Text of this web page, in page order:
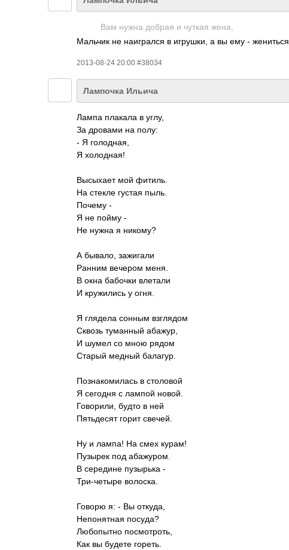
Вам нужна добрая и чуткая жена,
Мальчик не наигрался в игрушки, а вы ему - жениться.
2013-08-24 20:00 #38034
Лампочка Ильича
Лампа плакала в углу,
За дровами на полу:
- Я голодная,
Я холодная!
Высыхает мой фитиль.
На стекле густая пыль.
Почему -
Я не пойму -
Не нужна я никому?
А бывало, зажигали
Ранним вечером меня.
В окна бабочки влетали
И кружились у огня.
Я глядела сонным взглядом
Сквозь туманный абажур,
И шумел со мною рядом
Старый медный балагур.
Познакомилась в столовой
Я сегодня с лампой новой.
Говорили, будто в ней
Пятьдесят горит свечей.
Ну и лампа! На смех курам!
Пузырек под абажуром.
В середине пузырька -
Три-четыре волоска.
Говорю я: - Вы откуда,
Непонятная посуда?
Любопытно посмотроть,
Как вы будете гореть.